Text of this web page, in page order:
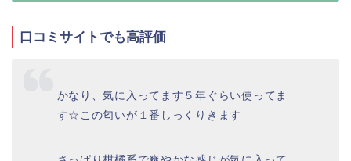
口コミサイトでも高評価
かなり、気に入ってます５年ぐらい使ってま
す☆この匂いが１番しっくりきます